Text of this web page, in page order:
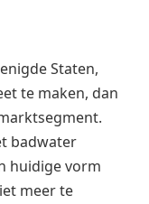
Staten,
te maken, dan
badwater
huidige vorm
meer te